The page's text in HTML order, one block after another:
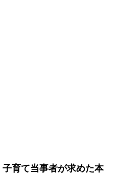
子育て当事者が求めた本